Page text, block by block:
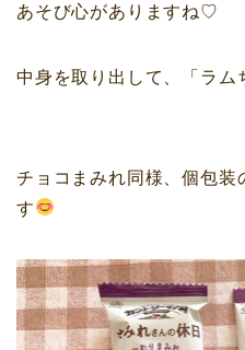
あそび心がありますね♡
中身を取り出して、「ラ
チョコまみれ同様、個包装
す